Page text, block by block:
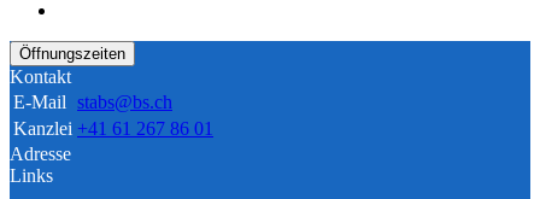
Öffnungszeiten
Kontakt
E-Mail stabs@bs.ch
Kanzlei +41 61 267 86 01
Adresse
Links